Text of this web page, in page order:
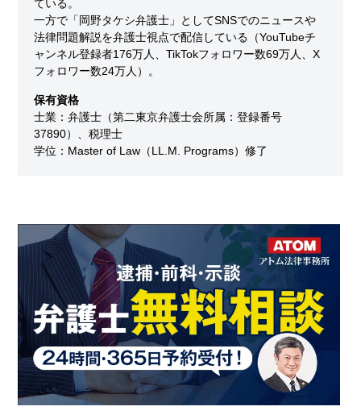
ている。
一方で「岡野タケシ弁護士」としてSNSでのニュースや
法律問題解説を弁護士視点で配信している（YouTubeチ
ャンネル登録者176万人、TikTokフォロワー数69万人、X
フォロワー数24万人）。
保有資格
士業：弁護士（第二東京弁護士会所属：登録番号
37890）、税理士
学位：Master of Law（LL.M. Programs）修了